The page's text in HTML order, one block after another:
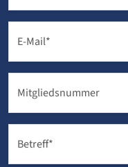
E-Mail*
Mitgliedsnummer
Betreff*